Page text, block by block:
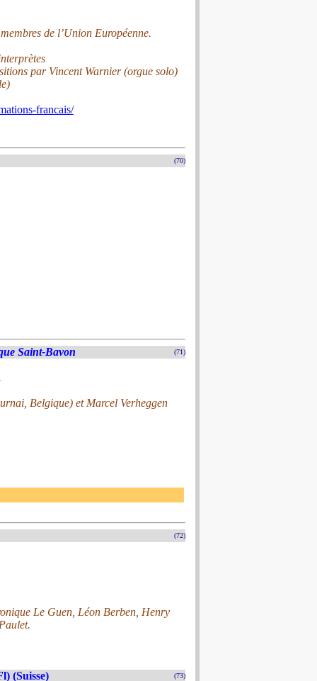
de l’Union Européenne.
par Vincent Warnier (orgue solo)
francais/
(70)
Saint-Bavon (71)
Belgique) et Marcel Verheggen
(72)
Le Guen, Léon Berben, Henry
(Suisse) (73)